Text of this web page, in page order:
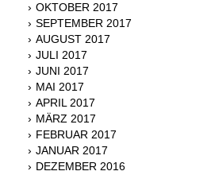
OKTOBER 2017
SEPTEMBER 2017
AUGUST 2017
JULI 2017
JUNI 2017
MAI 2017
APRIL 2017
MÄRZ 2017
FEBRUAR 2017
JANUAR 2017
DEZEMBER 2016